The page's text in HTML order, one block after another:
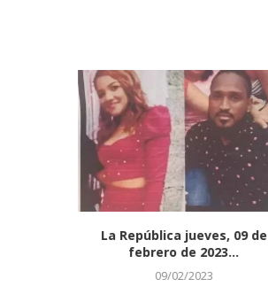
Casi controlado incendio
forestal de más de 20...
01/03/2023